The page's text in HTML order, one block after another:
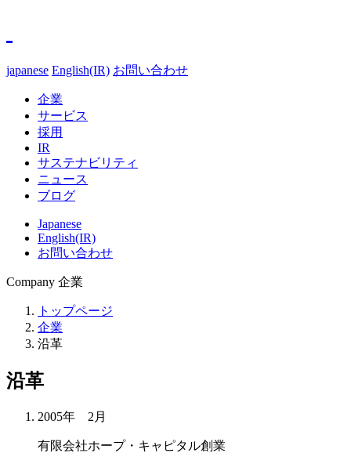
japanese English(IR) お問い合わせ
企業
サービス
採用
IR
サステナビリティ
ニュース
ブログ
Japanese
English(IR)
お問い合わせ
Company 企業
トップページ
企業
沿革
沿革
2005年 2月
有限会社ホープ・キャピタル創業